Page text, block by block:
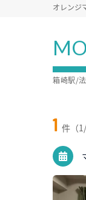
オレンジ
1 件（
箱崎駅/